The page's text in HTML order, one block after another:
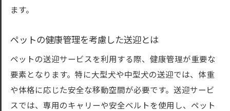
ます。
ペットの健康管理を考慮した送迎とは
ペットの送迎サービスを利用する際、健康管理が重要な
要素となります。特に大型犬や中型犬の送迎では、体重
や体格に応じた安全な移動空間が必要です。送迎サービ
スでは、専用のキャリーや安全ベルトを使用し、ペット